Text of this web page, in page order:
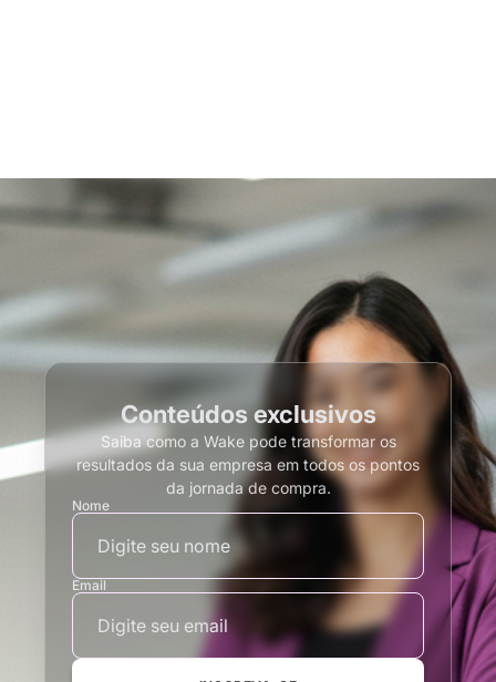
Conteúdos exclusivos
Saiba como a Wake pode transformar os
resultados da sua empresa em todos os pontos
da jornada de compra.
Nome
Email